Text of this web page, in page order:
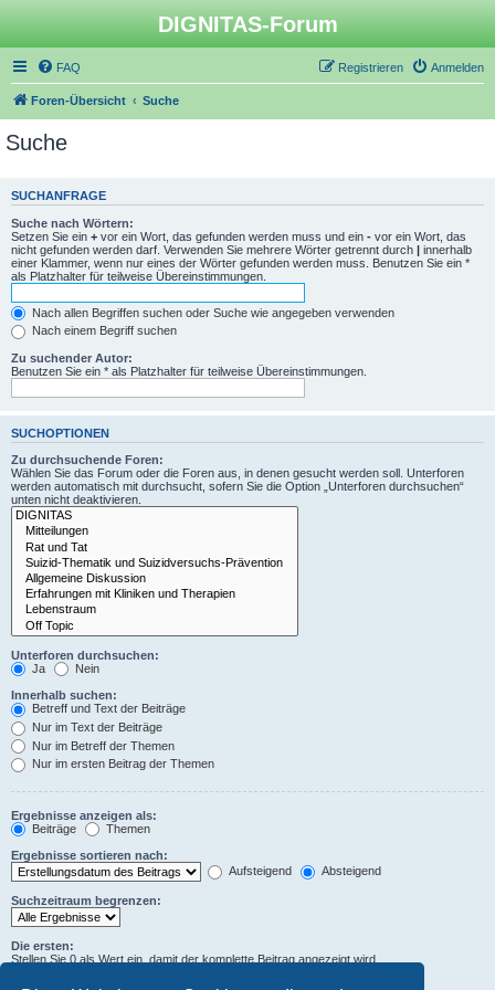
DIGNITAS-Forum
FAQ Anmelden
Registrieren
Foren-Übersicht Suche
Suche
SUCHANFRAGE
Suche nach Wörtern:
Setzen Sie ein + vor ein Wort, das gefunden werden muss und ein - vor ein Wort, das
nicht gefunden werden darf. Verwenden Sie mehrere Wörter getrennt durch | innerhalb
einer Klammer, wenn nur eines der Wörter gefunden werden muss. Benutzen Sie ein *
als Platzhalter für teilweise Übereinstimmungen.
Nach allen Begriffen suchen oder Suche wie angegeben verwenden
Nach einem Begriff suchen
Zu suchender Autor:
Benutzen Sie ein * als Platzhalter für teilweise Übereinstimmungen.
SUCHOPTIONEN
Zu durchsuchende Foren:
Wählen Sie das Forum oder die Foren aus, in denen gesucht werden soll. Unterforen
werden automatisch mit durchsucht, sofern Sie die Option „Unterforen durchsuchen“
unten nicht deaktivieren.
Unterforen durchsuchen:
Ja
Nein
Innerhalb suchen:
Betreff und Text der Beiträge
Nur im Text der Beiträge
Nur im Betreff der Themen
Nur im ersten Beitrag der Themen
Ergebnisse anzeigen als:
Beiträge
Themen
Ergebnisse sortieren nach:
Aufsteigend
Absteigend
Suchzeitraum begrenzen:
Die ersten:
Stellen Sie 0 als Wert ein, damit der komplette Beitrag angezeigt wird.